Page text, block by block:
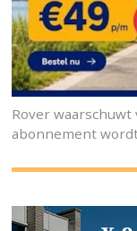
Rover
abonnement